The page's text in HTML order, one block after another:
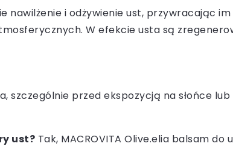
nawilżenie i odżywienie ust, przywracając
W efekcie usta są
szczególnie przed ekspozycją na słońce
ust? Tak, MACROVITA Olive.elia balsam